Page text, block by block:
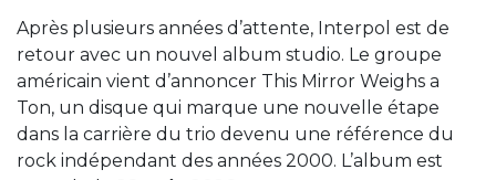
Après plusieurs années d’attente, Interpol est de
retour avec un nouvel album studio. Le groupe
américain vient d’annoncer This Mirror Weighs a
Ton, un disque qui marque une nouvelle étape
dans la carrière du trio devenu une référence du
rock indépendant des années 2000. L’album est